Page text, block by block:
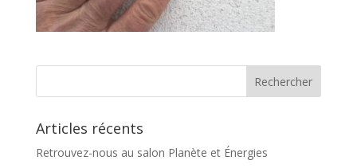
Articles récents
Retrouvez-nous au salon Planète et Énergies